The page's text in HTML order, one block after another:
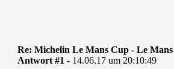
Re: Michelin Le Mans Cup - Le Mans
Antwort #1 - 14.06.17 um 20:10:49